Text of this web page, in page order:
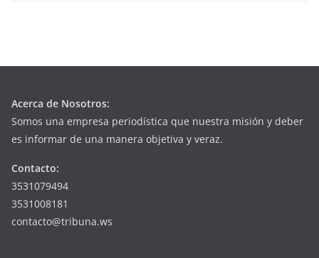
Acerca de Nosotros:
Somos una empresa periodística que nuestra misión y deber
es informar de una manera objetiva y veraz.
Contacto:
3531079494
3531008181
contacto@tribuna.ws